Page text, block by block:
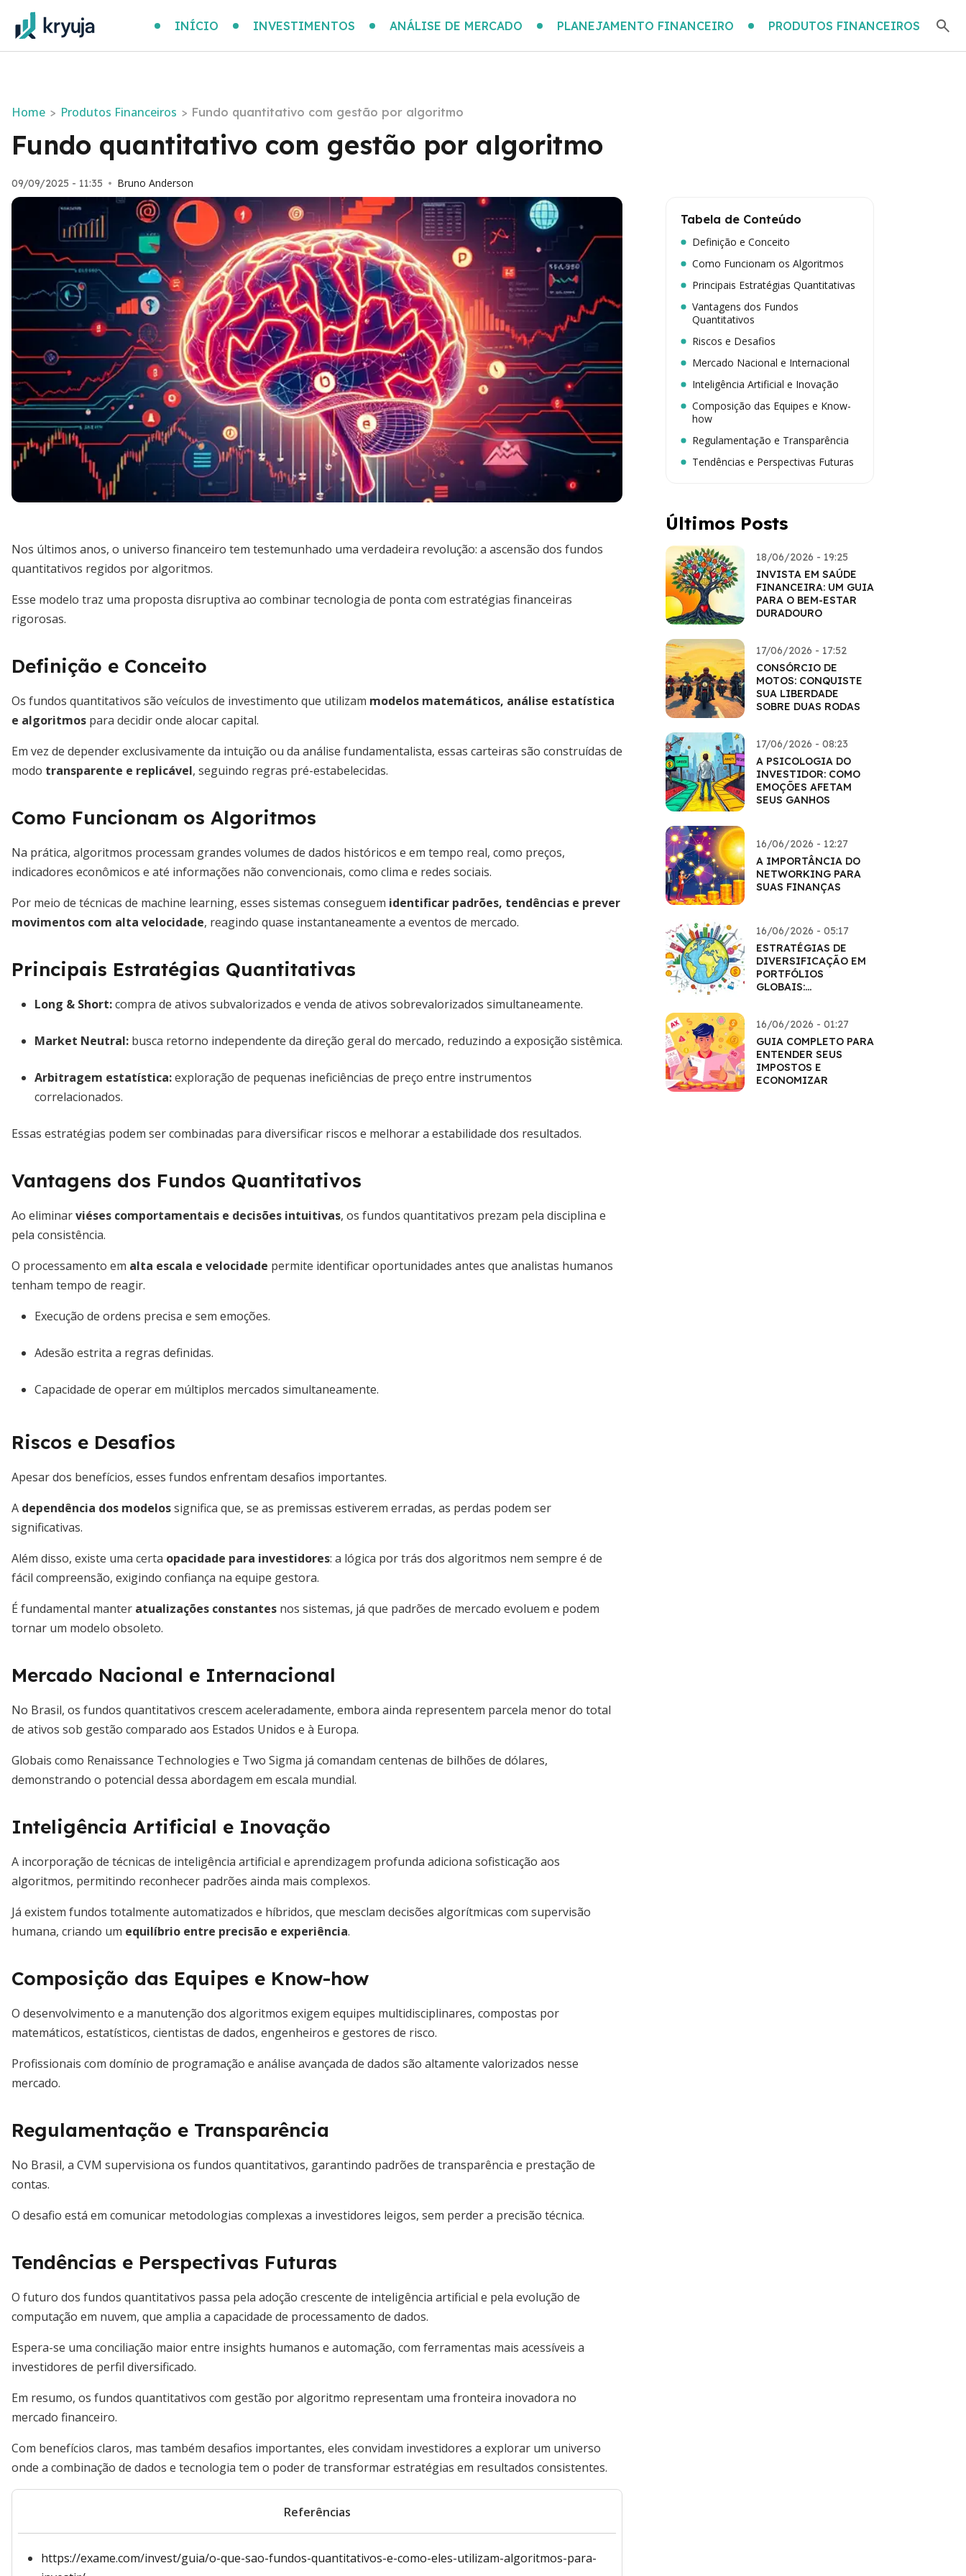
INÍCIO INVESTIMENTOS ANÁLISE DE MERCADO PLANEJAMENTO FINANCEIRO PRODUTOS FINANCEIROS
Home > Produtos Financeiros > Fundo quantitativo com gestão por algoritmo
Fundo quantitativo com gestão por algoritmo
09/09/2025 - 11:35 • Bruno Anderson
Nos últimos anos, o universo financeiro tem testemunhado uma verdadeira revolução: a ascensão dos fundos
quantitativos regidos por algoritmos.
Esse modelo traz uma proposta disruptiva ao combinar tecnologia de ponta com estratégias financeiras
rigorosas.
Definição e Conceito
Os fundos quantitativos são veículos de investimento que utilizam modelos matemáticos, análise estatística
e algoritmos para decidir onde alocar capital.
Em vez de depender exclusivamente da intuição ou da análise fundamentalista, essas carteiras são construídas de
modo transparente e replicável, seguindo regras pré-estabelecidas.
Como Funcionam os Algoritmos
Na prática, algoritmos processam grandes volumes de dados históricos e em tempo real, como preços,
indicadores econômicos e até informações não convencionais, como clima e redes sociais.
Por meio de técnicas de machine learning, esses sistemas conseguem identificar padrões, tendências e prever
movimentos com alta velocidade, reagindo quase instantaneamente a eventos de mercado.
Principais Estratégias Quantitativas
Long & Short:compra de ativos subvalorizados e venda de ativos sobrevalorizados simultaneamente.
Market Neutral: busca retorno independente da direção geral do mercado, reduzindo a exposição sistêmica.
Arbitragem estatística:exploração de pequenas ineficiências de preço entre instrumentos
correlacionados.
Essas estratégias podem ser combinadas para diversificar riscos e melhorar a estabilidade dos resultados.
Vantagens dos Fundos Quantitativos
Ao eliminarviéses comportamentais e decisões intuitivas, os fundos quantitativos prezam pela disciplina e
pela consistência.
O processamento em alta escala e velocidade permite identificar oportunidades antes que analistas humanos
tenham tempo de reagir.
Execução de ordens precisa e sem emoções.
Adesão estrita a regras definidas.
Capacidade de operar em múltiplos mercados simultaneamente.
Riscos e Desafios
Apesar dos benefícios, esses fundos enfrentam desafios importantes.
A dependência dos modelossignifica que, se as premissas estiverem erradas, as perdas podem ser
significativas.
Além disso, existe uma certa opacidade para investidores: a lógica por trás dos algoritmos nem sempre é de
fácil compreensão, exigindo confiança na equipe gestora.
É fundamental manter atualizações constantes nos sistemas, já que padrões de mercado evoluem e podem
tornar um modelo obsoleto.
Mercado Nacional e Internacional
No Brasil, os fundos quantitativos crescem aceleradamente, embora ainda representem parcela menor do total
de ativos sob gestão comparado aos Estados Unidos e à Europa.
Globais como Renaissance Technologies e Two Sigma já comandam centenas de bilhões de dólares,
demonstrando o potencial dessa abordagem em escala mundial.
Inteligência Artificial e Inovação
A incorporação de técnicas de inteligência artificial e aprendizagem profunda adiciona sofisticação aos
algoritmos, permitindo reconhecer padrões ainda mais complexos.
Já existem fundos totalmente automatizados e híbridos, que mesclam decisões algorítmicas com supervisão
humana, criando um equilíbrio entre precisão e experiência.
Composição das Equipes e Know-how
O desenvolvimento e a manutenção dos algoritmos exigem equipes multidisciplinares, compostas por
matemáticos, estatísticos, cientistas de dados, engenheiros e gestores de risco.
Profissionais com domínio de programação e análise avançada de dados são altamente valorizados nesse
mercado.
Regulamentação e Transparência
No Brasil, a CVM supervisiona os fundos quantitativos, garantindo padrões de transparência e prestação de
contas.
O desafio está em comunicar metodologias complexas a investidores leigos, sem perder a precisão técnica.
Tendências e Perspectivas Futuras
O futuro dos fundos quantitativos passa pela adoção crescente de inteligência artificial e pela evolução de
computação em nuvem, que amplia a capacidade de processamento de dados.
Espera-se uma conciliação maior entre insights humanos e automação, com ferramentas mais acessíveis a
investidores de perfil diversificado.
Em resumo, os fundos quantitativos com gestão por algoritmo representam uma fronteira inovadora no
mercado financeiro.
Com benefícios claros, mas também desafios importantes, eles convidam investidores a explorar um universo
onde a combinação de dados e tecnologia tem o poder de transformar estratégias em resultados consistentes.
Referências
https://exame.com/invest/guia/o-que-sao-fundos-quantitativos-e-como-eles-utilizam-algoritmos-para-
Tabela de Conteúdo
Definição e Conceito
Como Funcionam os Algoritmos
Principais Estratégias Quantitativas
Vantagens dos Fundos
Quantitativos
Riscos e Desafios
Mercado Nacional e Internacional
Inteligência Artificial e Inovação
Composição das Equipes e Know-
how
Regulamentação e Transparência
Tendências e Perspectivas Futuras
Últimos Posts
18/06/2026 - 19:25
INVISTA EM SAÚDE
FINANCEIRA: UM GUIA
PARA O BEM-ESTAR
DURADOURO
17/06/2026 - 17:52
CONSÓRCIO DE
MOTOS: CONQUISTE
SUA LIBERDADE
SOBRE DUAS RODAS
17/06/2026 - 08:23
A PSICOLOGIA DO
INVESTIDOR: COMO
EMOÇÕES AFETAM
SEUS GANHOS
16/06/2026 - 12:27
A IMPORTÂNCIA DO
NETWORKING PARA
SUAS FINANÇAS
16/06/2026 - 05:17
ESTRATÉGIAS DE
DIVERSIFICAÇÃO EM
PORTFÓLIOS
GLOBAIS:
16/06/2026 - 01:27
GUIA COMPLETO PARA
ENTENDER SEUS
IMPOSTOS E
ECONOMIZAR